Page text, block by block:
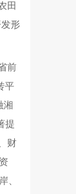
田
形
前
平
湘
提
财
、